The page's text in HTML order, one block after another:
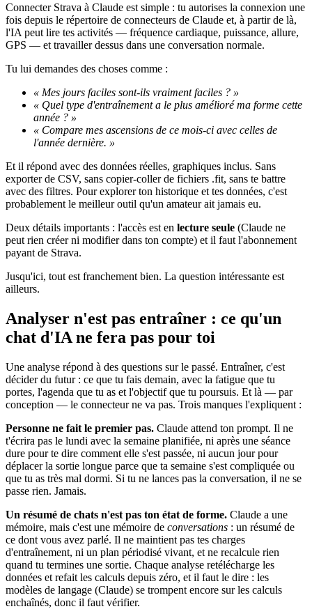
Connecter Strava à Claude est simple : tu autorises la connexion une
fois depuis le répertoire de connecteurs de Claude et, à partir de là,
l'IA peut lire tes activités — fréquence cardiaque, puissance, allure,
GPS — et travailler dessus dans une conversation normale.
Tu lui demandes des choses comme :
« Mes jours faciles sont-ils vraiment faciles ? »
« Quel type d'entraînement a le plus amélioré ma forme cette
année ? »
« Compare mes ascensions de ce mois-ci avec celles de
l'année dernière. »
Et il répond avec des données réelles, graphiques inclus. Sans
exporter de CSV, sans copier-coller de fichiers .fit, sans te battre
avec des filtres. Pour explorer ton historique et tes données, c'est
probablement le meilleur outil qu'un amateur ait jamais eu.
Deux détails importants : l'accès est en lecture seule (Claude ne
peut rien créer ni modifier dans ton compte) et il faut l'abonnement
payant de Strava.
Jusqu'ici, tout est franchement bien. La question intéressante est
ailleurs.
Analyser n'est pas entraîner : ce qu'un
chat d'IA ne fera pas pour toi
Une analyse répond à des questions sur le passé. Entraîner, c'est
décider du futur : ce que tu fais demain, avec la fatigue que tu
portes, l'agenda que tu as et l'objectif que tu poursuis. Et là — par
conception — le connecteur ne va pas. Trois manques l'expliquent :
Personne ne fait le premier pas. Claude attend ton prompt. Il ne
t'écrira pas le lundi avec la semaine planifiée, ni après une séance
dure pour te dire comment elle s'est passée, ni aucun jour pour
déplacer la sortie longue parce que ta semaine s'est compliquée ou
que tu as très mal dormi. Si tu ne lances pas la conversation, il ne se
passe rien. Jamais.
Un résumé de chats n'est pas ton état de forme. Claude a une
mémoire, mais c'est une mémoire de conversations : un résumé de
ce dont vous avez parlé. Il ne maintient pas tes charges
d'entraînement, ni un plan périodisé vivant, et ne recalcule rien
quand tu termines une sortie. Chaque analyse retélécharge les
données et refait les calculs depuis zéro, et il faut le dire : les
modèles de langage (Claude) se trompent encore sur les calculs
enchaînés, donc il faut vérifier.